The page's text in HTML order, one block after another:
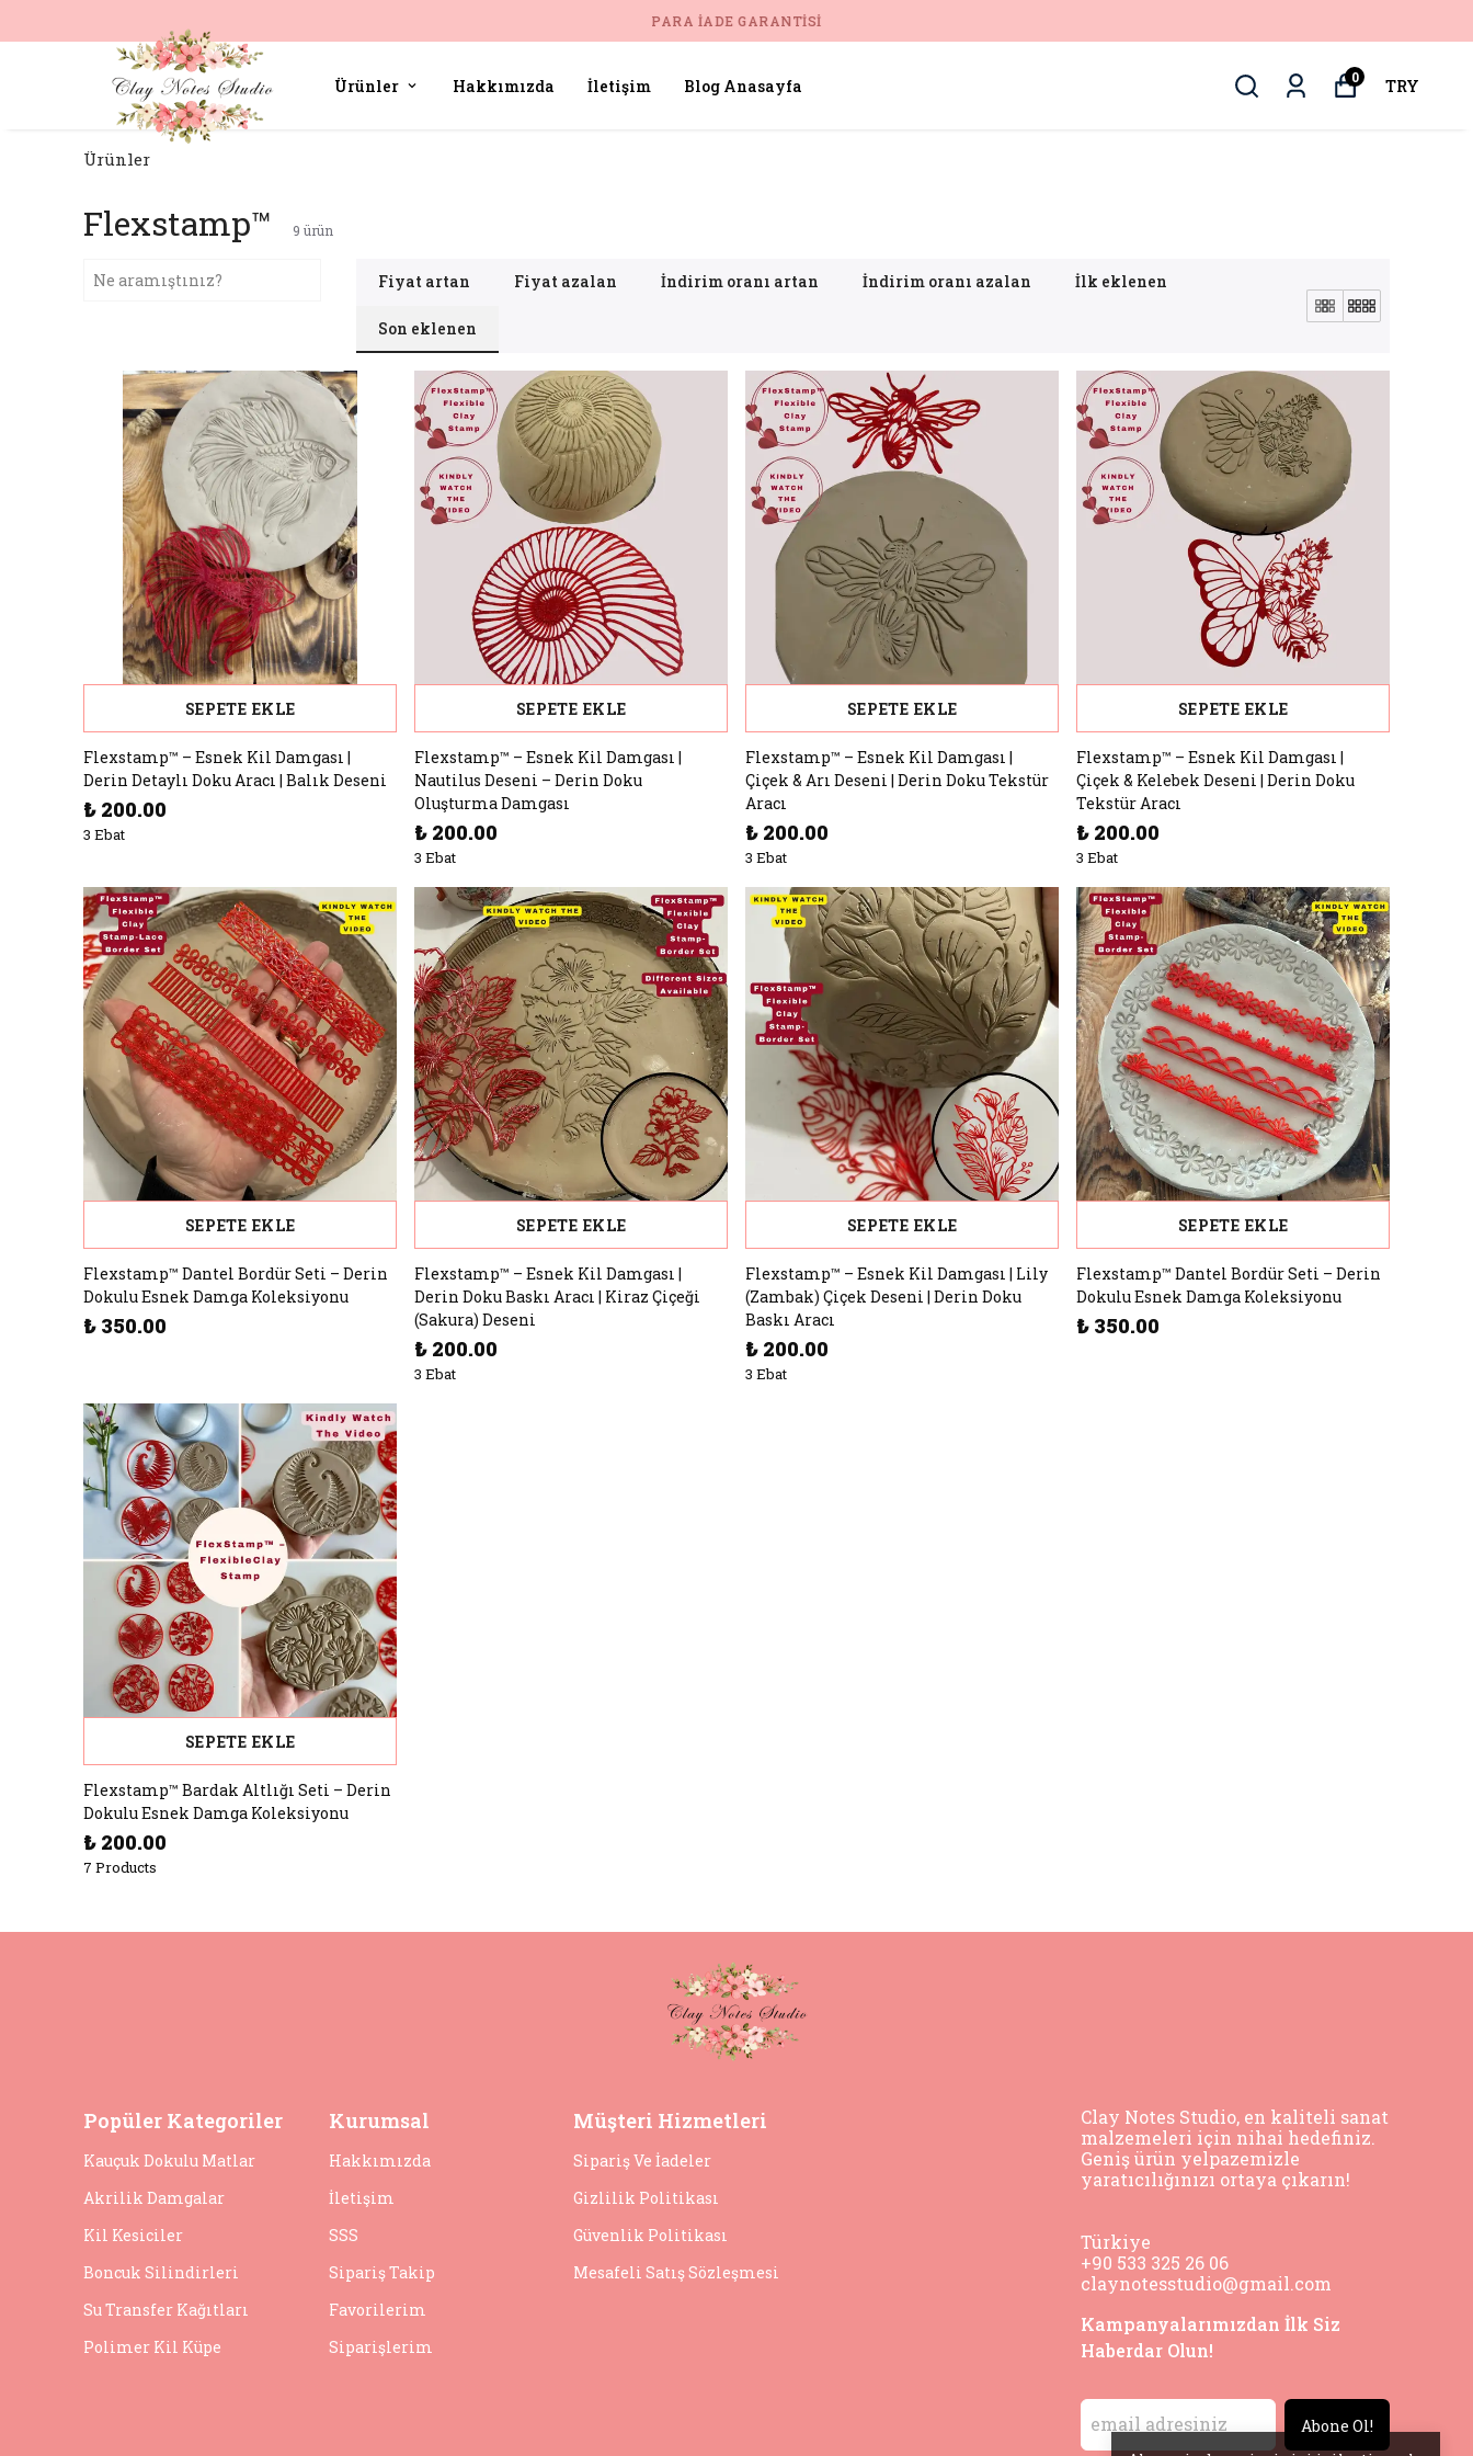
PARA İADE GARANTISI
Ürünler Hakkımızda İletişim Blog Anasayfa 0 TRY
Ürünler
Flexstamp™ 9 ürün
Fiyat artan Fiyat azalan İndirim oranı artan İndirim oranı azalan İlk eklenen
Son eklenen
SEPETE EKLE
Flexstamp™ – Esnek Kil Damgası |
Derin Detaylı Doku Aracı | Balık Deseni
₺ 200.00
3 Ebat
SEPETE EKLE
Flexstamp™ – Esnek Kil Damgası |
Nautilus Deseni – Derin Doku
Oluşturma Damgası
₺ 200.00
3 Ebat
SEPETE EKLE
Flexstamp™ – Esnek Kil Damgası |
Çiçek & Arı Deseni | Derin Doku Tekstür
Aracı
₺ 200.00
3 Ebat
SEPETE EKLE
Flexstamp™ – Esnek Kil Damgası |
Çiçek & Kelebek Deseni | Derin Doku
Tekstür Aracı
₺ 200.00
3 Ebat
SEPETE EKLE
Flexstamp™ Dantel Bordür Seti – Derin
Dokulu Esnek Damga Koleksiyonu
₺ 350.00
SEPETE EKLE
Flexstamp™ – Esnek Kil Damgası |
Derin Doku Baskı Aracı | Kiraz Çiçeği
(Sakura) Deseni
₺ 200.00
3 Ebat
SEPETE EKLE
Flexstamp™ – Esnek Kil Damgası | Lily
(Zambak) Çiçek Deseni | Derin Doku
Baskı Aracı
₺ 200.00
3 Ebat
SEPETE EKLE
Flexstamp™ Dantel Bordür Seti – Derin
Dokulu Esnek Damga Koleksiyonu
₺ 350.00
SEPETE EKLE
Flexstamp™ Bardak Altlığı Seti – Derin
Dokulu Esnek Damga Koleksiyonu
₺ 200.00
7 Products
Popüler Kategoriler
Kauçuk Dokulu Matlar
Akrilik Damgalar
Kil Kesiciler
Boncuk Silindirleri
Su Transfer Kağıtları
Polimer Kil Küpe
Kurumsal
Hakkımızda
İletişim
SSS
Sipariş Takip
Favorilerim
Siparişlerim
Müşteri Hizmetleri
Sipariş Ve İadeler
Gizlilik Politikası
Güvenlik Politikası
Mesafeli Satış Sözleşmesi
Clay Notes Studio, en kaliteli sanat
malzemeleri için nihai hedefiniz.
Geniş ürün yelpazemizle
yaratıcılığınızı ortaya çıkarın!
Türkiye
+90 533 325 26 06
claynotesstudio@gmail.com
Kampanyalarımızdan İlk Siz
Haberdar Olun!
Abone Ol!